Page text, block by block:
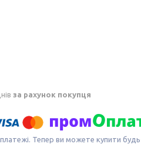
за рахунок покупця
платежі. Тепер ви можете купити